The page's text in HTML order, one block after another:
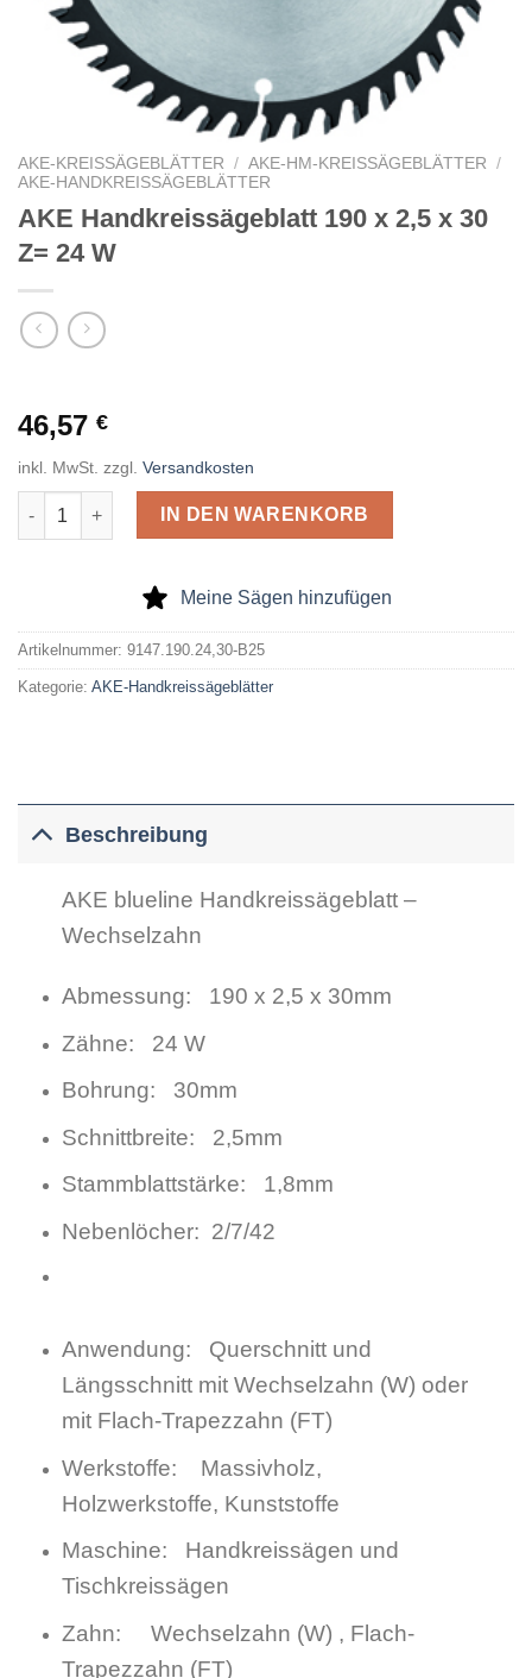
AKE-KREISSÄGEBLÄTTER / AKE-HM-KREISSÄGEBLÄTTER
/
AKE-HANDKREISSÄGEBLÄTTER
AKE Handkreissägeblatt 190 x 2,5 x 30
Z= 24 W
46,57 €
inkl. MwSt. zzgl. Versandkosten
AKE Handkreissägeblatt 190 x 2,5 x 30 Z= 24 W Menge
IN DEN WARENKORB
Meine Sägen hinzufügen
Artikelnummer: 9147.190.24,30-B25
Kategorie: AKE-Handkreissägeblätter
Beschreibung
AKE blueline Handkreissägeblatt –
Wechselzahn
Abmessung: 190 x 2,5 x 30mm
Zähne: 24 W
Bohrung: 30mm
Schnittbreite: 2,5mm
Stammblattstärke: 1,8mm
Nebenlöcher: 2/7/42
Anwendung: Querschnitt und
Längsschnitt mit Wechselzahn (W) oder
mit Flach-Trapezzahn (FT)
Werkstoffe: Massivholz,
Holzwerkstoffe, Kunststoffe
Maschine: Handkreissägen und
Tischkreissägen
Zahn: Wechselzahn (W) , Flach-
Trapezzahn (FT)